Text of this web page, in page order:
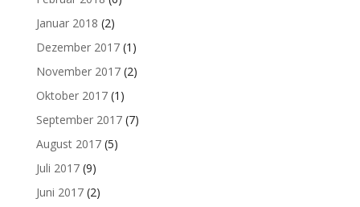
Januar 2018 (2)
Dezember 2017(1)
November 2017(2)
Oktober 2017(1)
September 2017(7)
August 2017(5)
Juli 2017(9)
Juni 2017(2)